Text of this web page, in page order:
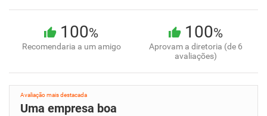
100%
Recomendaria a um amigo
100%
Aprovam a diretoria (de 6
avaliações)
Avaliação mais destacada
Uma empresa boa